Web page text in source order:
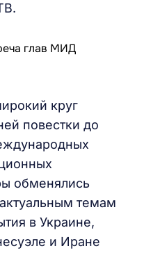
круг
повестки до
обменялись
темам
в Украине,
и Иране